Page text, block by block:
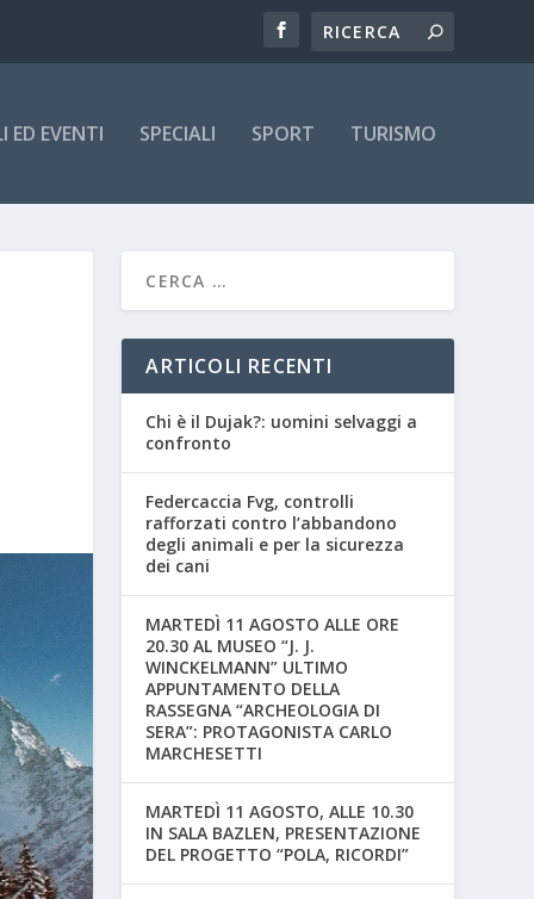
ED EVENTI SPECIALI SPORT TURISMO
ARTICOLI RECENTI
Chi è il Dujak?: uomini selvaggi a
confronto
Federcaccia Fvg, controlli
rafforzati contro l’abbandono
degli animali e per la sicurezza
dei cani
MARTEDÌ 11 AGOSTO ALLE ORE
20.30 AL MUSEO “J. J.
WINCKELMANN” ULTIMO
APPUNTAMENTO DELLA
RASSEGNA “ARCHEOLOGIA DI
SERA”: PROTAGONISTA CARLO
MARCHESETTI
MARTEDÌ 11 AGOSTO, ALLE 10.30
IN SALA BAZLEN, PRESENTAZIONE
DEL PROGETTO “POLA, RICORDI”